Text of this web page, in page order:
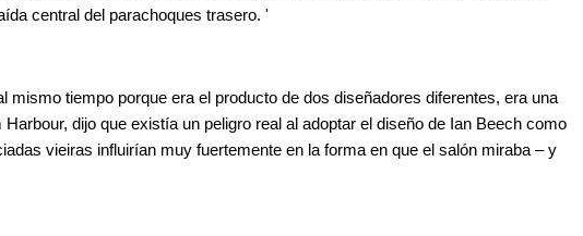
central del parachoques trasero. '
tiempo porque era el producto de dos diseñadores diferentes, era una
dijo que existía un peligro real al adoptar el diseño de Ian Beech como
vieiras influirían muy fuertemente en la forma en que el salón miraba – y